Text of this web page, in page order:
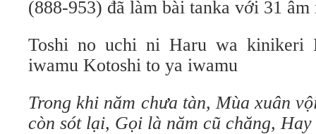
(888-953) đã làm bài tanka với 31 âm
Toshi no uchi ni Haru wa kinikeri
iwamu Kotoshi to ya iwamu
Trong khi năm chưa tàn, Mùa xuân
còn sót lại, Gọi là năm cũ chăng, Hay